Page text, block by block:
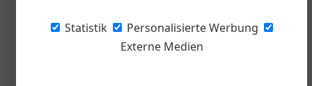
Statistik
Personalisierte Werbung
Externe Medien
Die Straßen von Zell am Ziller sind erfüllt von
einem bunten Farbenmeer aus Trachten, das